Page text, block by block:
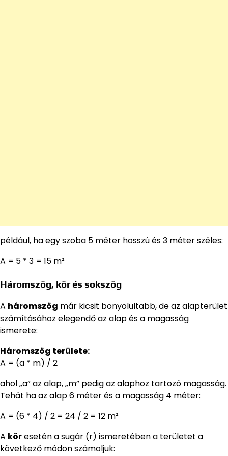
például, ha egy szoba 5 méter hosszú és 3 méter széles:
A = 5 * 3 = 15 m²
Háromszög, kör és sokszög
A háromszög már kicsit bonyolultabb, de az alapterület
számításához elegendő az alap és a magasság
ismerete:
Háromszög területe:
A = (a * m) / 2
ahol „a” az alap, „m” pedig az alaphoz tartozó magasság.
Tehát ha az alap 6 méter és a magasság 4 méter:
A = (6 * 4) / 2 = 24 / 2 = 12 m²
A köresetén a sugár (r) ismeretében a területet a
következő módon számoljuk: